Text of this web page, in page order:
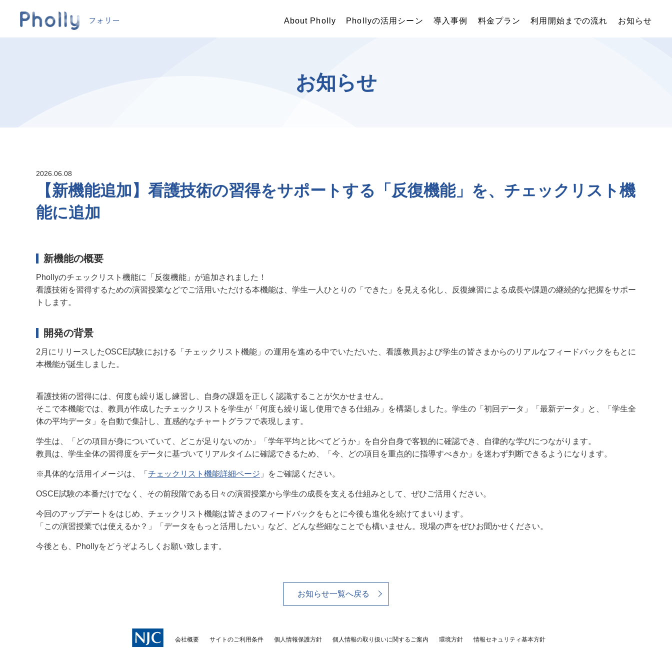
About Pholly Phollyの活用シーン 導入事例 料金プラン 利用開始までの流れ お知らせ
お知らせ
2026.06.08
【新機能追加】看護技術の習得をサポートする「反復機能」を、チェックリスト機
能に追加
新機能の概要
Phollyのチェックリスト機能に「反復機能」が追加されました！
看護技術を習得するための演習授業などでご活用いただける本機能は、学生一人ひとりの「できた」を見える化し、反復練習による成長や課題の継続的な把握をサポー
トします。
開発の背景
2月にリリースしたOSCE試験における「チェックリスト機能」の運用を進める中でいただいた、看護教員および学生の皆さまからのリアルなフィードバックをもとに
本機能が誕生しました。
看護技術の習得には、何度も繰り返し練習し、自身の課題を正しく認識することが欠かせません。
そこで本機能では、教員が作成したチェックリストを学生が「何度も繰り返し使用できる仕組み」を構築しました。学生の「初回データ」「最新データ」と、「学生全
体の平均データ」を自動で集計し、直感的なチャートグラフで表現します。
学生は、「どの項目が身についていて、どこが足りないのか」「学年平均と比べてどうか」を自分自身で客観的に確認でき、自律的な学びにつながります。
教員は、学生全体の習得度をデータに基づいてリアルタイムに確認できるため、「今、どの項目を重点的に指導すべきか」を迷わず判断できるようになります。
※具体的な活用イメージは、「 チェックリスト機能詳細ページ 」をご確認ください。
OSCE試験の本番だけでなく、その前段階である日々の演習授業から学生の成長を支える仕組みとして、ぜひご活用ください。
今回のアップデートをはじめ、チェックリスト機能は皆さまのフィードバックをもとに今後も進化を続けてまいります。
「この演習授業では使えるか？」「データをもっと活用したい」など、どんな些細なことでも構いません。現場の声をぜひお聞かせください。
今後とも、Phollyをどうぞよろしくお願い致します。
お知らせ一覧へ戻る
会社概要 サイトのご利用条件 個人情報保護方針 個人情報の取り扱いに関するご案内 環境方針 情報セキュリティ基本方針